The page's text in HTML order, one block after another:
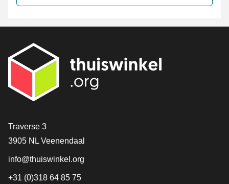
Contact
Traverse 3
3905 NL Veenendaal
info@thuiswinkel.org
+31 (0)318 64 85 75